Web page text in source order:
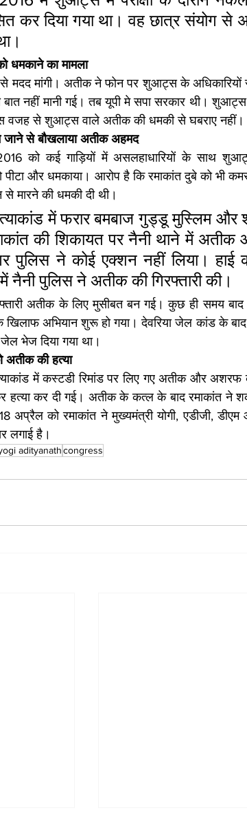
कर दिया गया था। वह छात्र संयोग
धमकाने का मामला
मांगी। अतीक ने फोन पर शुआट्स के अधिकारियों से
नहीं मानी गई। तब यूपी मे सपा सरकार थी।
वजह से शुआट्स वाले अतीक की धमकी से घबराए नहीं।
जाने से बौखलाया अतीक अहमद
को कई गाड़ियों में असलहाधारियों के साथ
पीटा और धमकाया। आरोप है कि रमाकांत दुबे को भी
मारने की धमकी दी थी।
में फरार बमबाज गुड्डू मुस्लिम और
की शिकायत पर नैनी थाने में
पुलिस ने कोई एक्शन नहीं लिया। हाई
नैनी पुलिस ने अतीक की गिरफ्तारी की।
अतीक के लिए मुसीबत बन गई। कुछ ही समय
अभियान शुरू हो गया। देवरिया जेल कांड के
भेज दिया गया था।
की हत्या
में कस्टडी रिमांड पर लिए गए अतीक और अशरफ
हत्या कर दी गई। अतीक के कत्ल के बाद रमाकांत ने
अप्रैल को रमाकांत ने मुख्यमंत्री योगी, एडीजी,
लगाई है।
adityanathcongress